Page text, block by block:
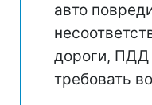
авто
дороги, ПДД
требовать